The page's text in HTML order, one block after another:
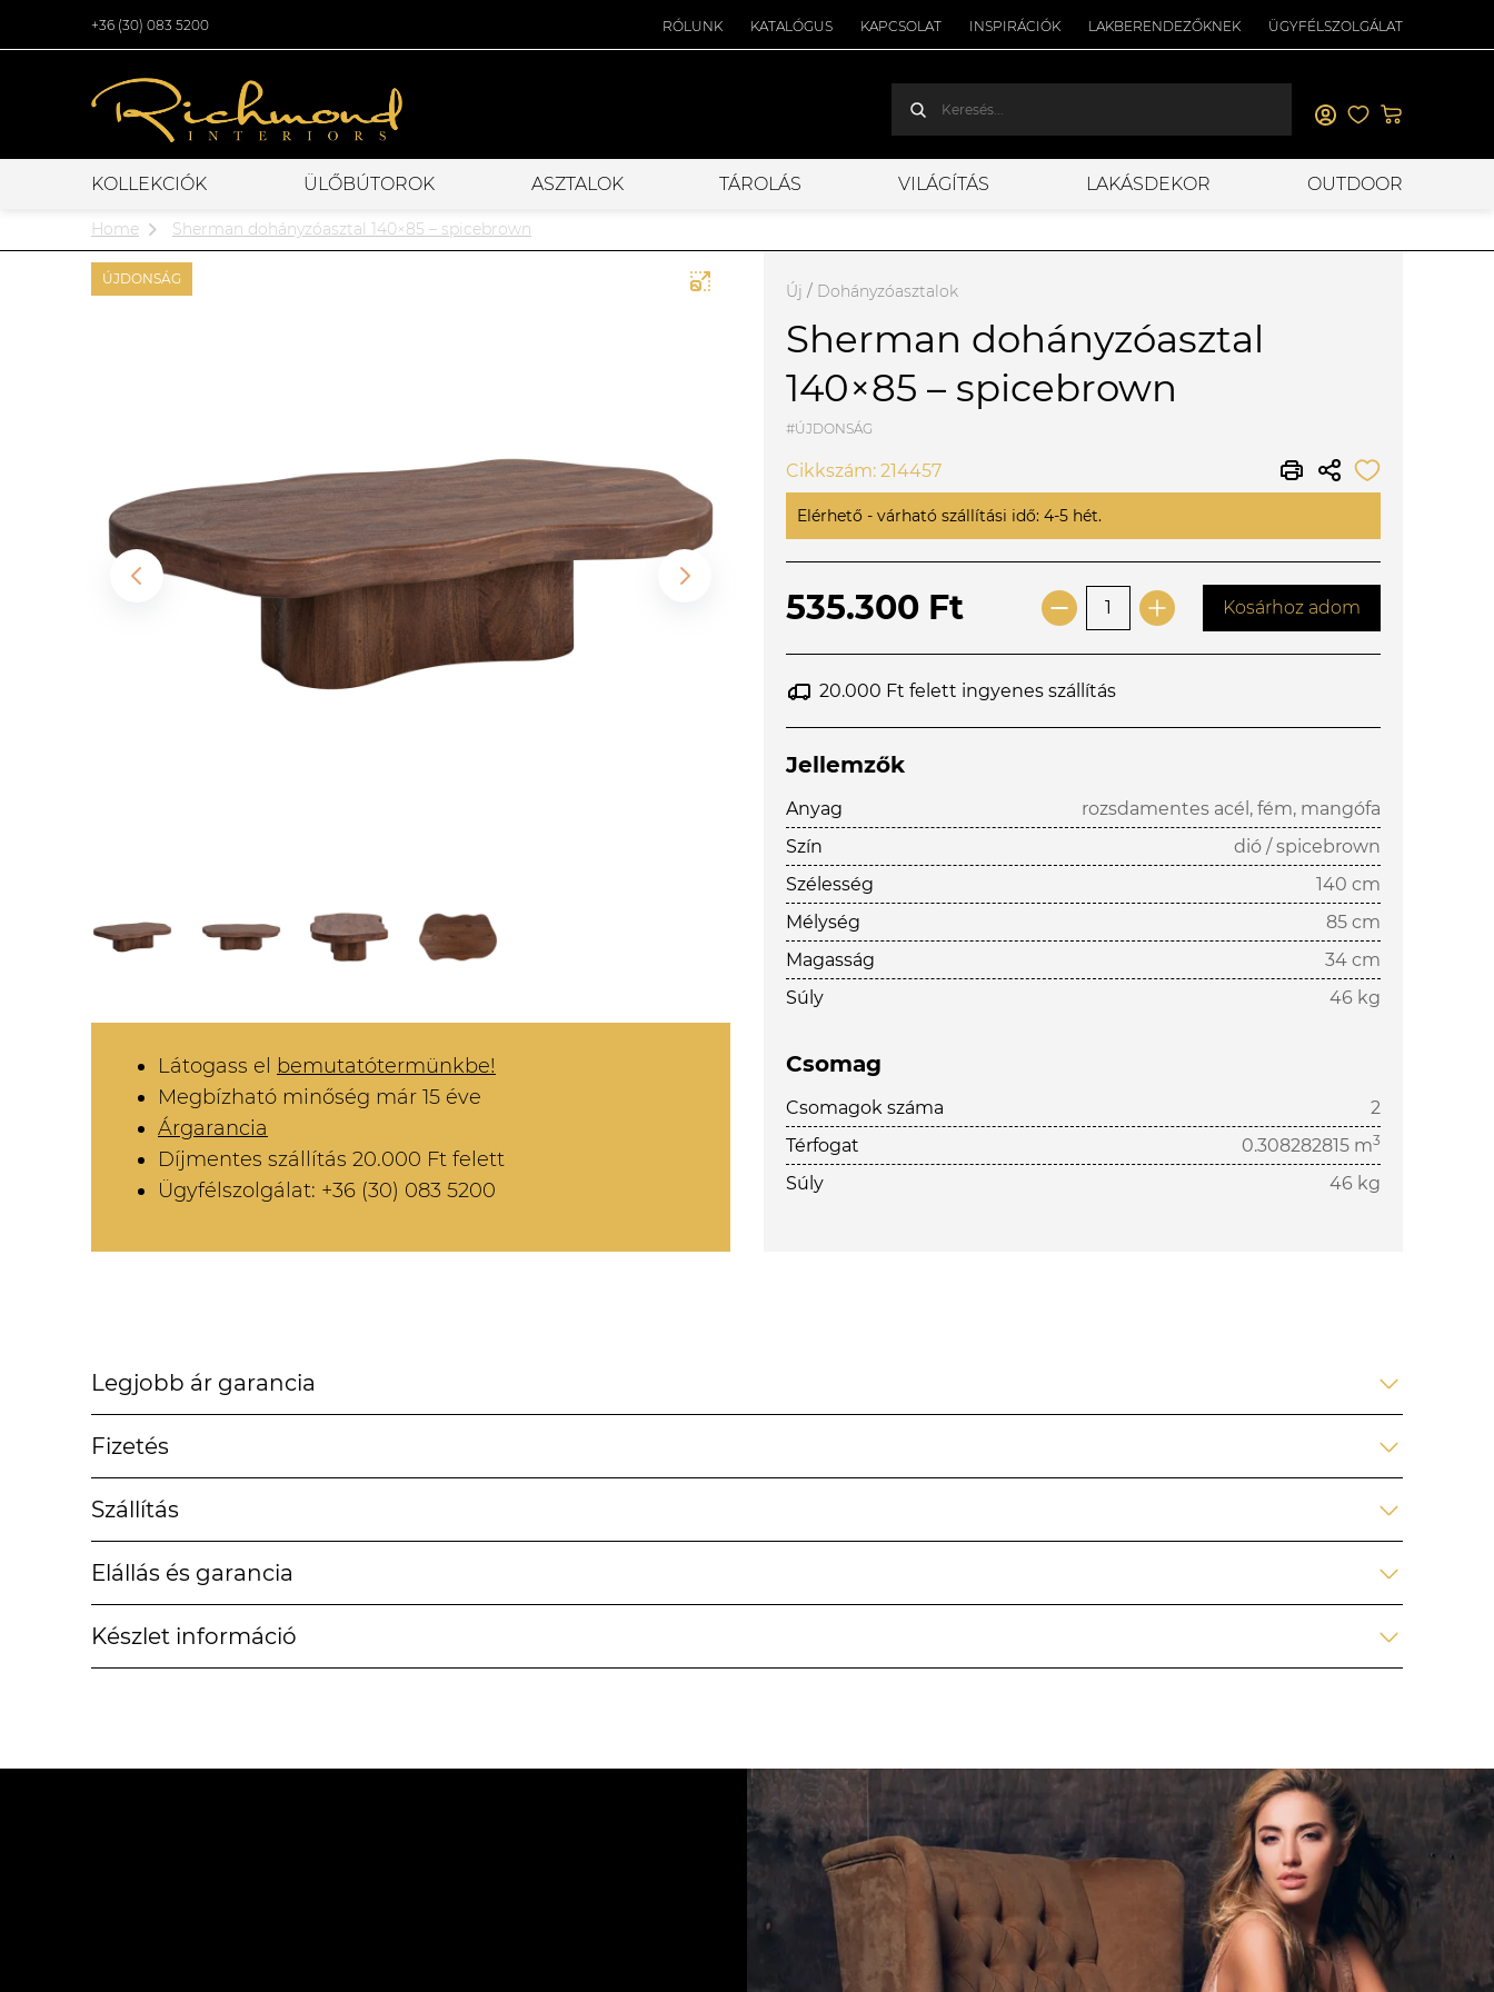
+36 (30) 083 5200 RÓLUNK KATALÓGUS KAPCSOLAT INSPIRÁCIÓK LAKBERENDEZŐKNEK ÜGYFÉLSZOLGÁLAT
KOLLEKCIÓK ÜLŐBÚTOROK ASZTALOK TÁROLÁS VILÁGÍTÁS LAKÁSDEKOR OUTDOOR
Home Sherman dohányzóasztal 140×85 – spicebrown
ÚJDONSÁG
Látogass el bemutatótermünkbe!
Megbízható minőség már 15 éve
Árgarancia
Díjmentes szállítás 20.000 Ft felett
Ügyfélszolgálat: +36 (30) 083 5200
Új / Dohányzóasztalok
Sherman dohányzóasztal
140×85 – spicebrown
#ÚJDONSÁG
Cikkszám: 214457
Elérhető - várható szállítási idő: 4-5 hét.
535.300 Ft Kosárhoz adom
20.000 Ft felett ingyenes szállítás
Jellemzők
Anyag
rozsdamentes acél, fém, mangófa
Szín
dió / spicebrown
Szélesség
140 cm
Mélység
85 cm
Magasság
34 cm
Súly
46 kg
Csomag
Csomagok száma
2
Térfogat
0.308282815 m3
Súly 46 kg
Legjobb ár garancia
Fizetés
Szállítás
Elállás és garancia
Készlet információ